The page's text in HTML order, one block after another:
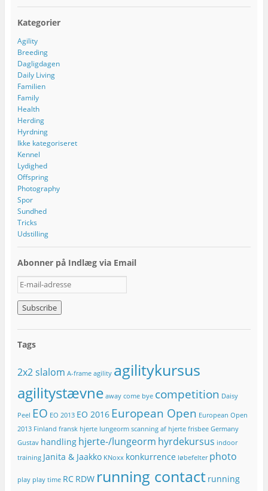
Kategorier
Agility
Breeding
Dagligdagen
Daily Living
Familien
Family
Health
Herding
Hyrdning
Ikke kategoriseret
Kennel
Lydighed
Offspring
Photography
Spor
Sundhed
Tricks
Udstilling
Abonner på Indlæg via Email
E
-
m
a
i
-
d
e
s
e
Tags
2x2 slalom A-frame agility agilitykursus
agilitystævne away come bye competition Daisy
Peel EO EO 2013 EO 2016 European Open European Open
2013 Finland fransk hjerte lungeorm scanning af hjerte frisbee Germany
Gustav handling hjerte-/lungeorm hyrdekursus indoor
training Janita & Jaakko KNoxx konkurrence løbefelter photo
play play time RC RDW running contact running